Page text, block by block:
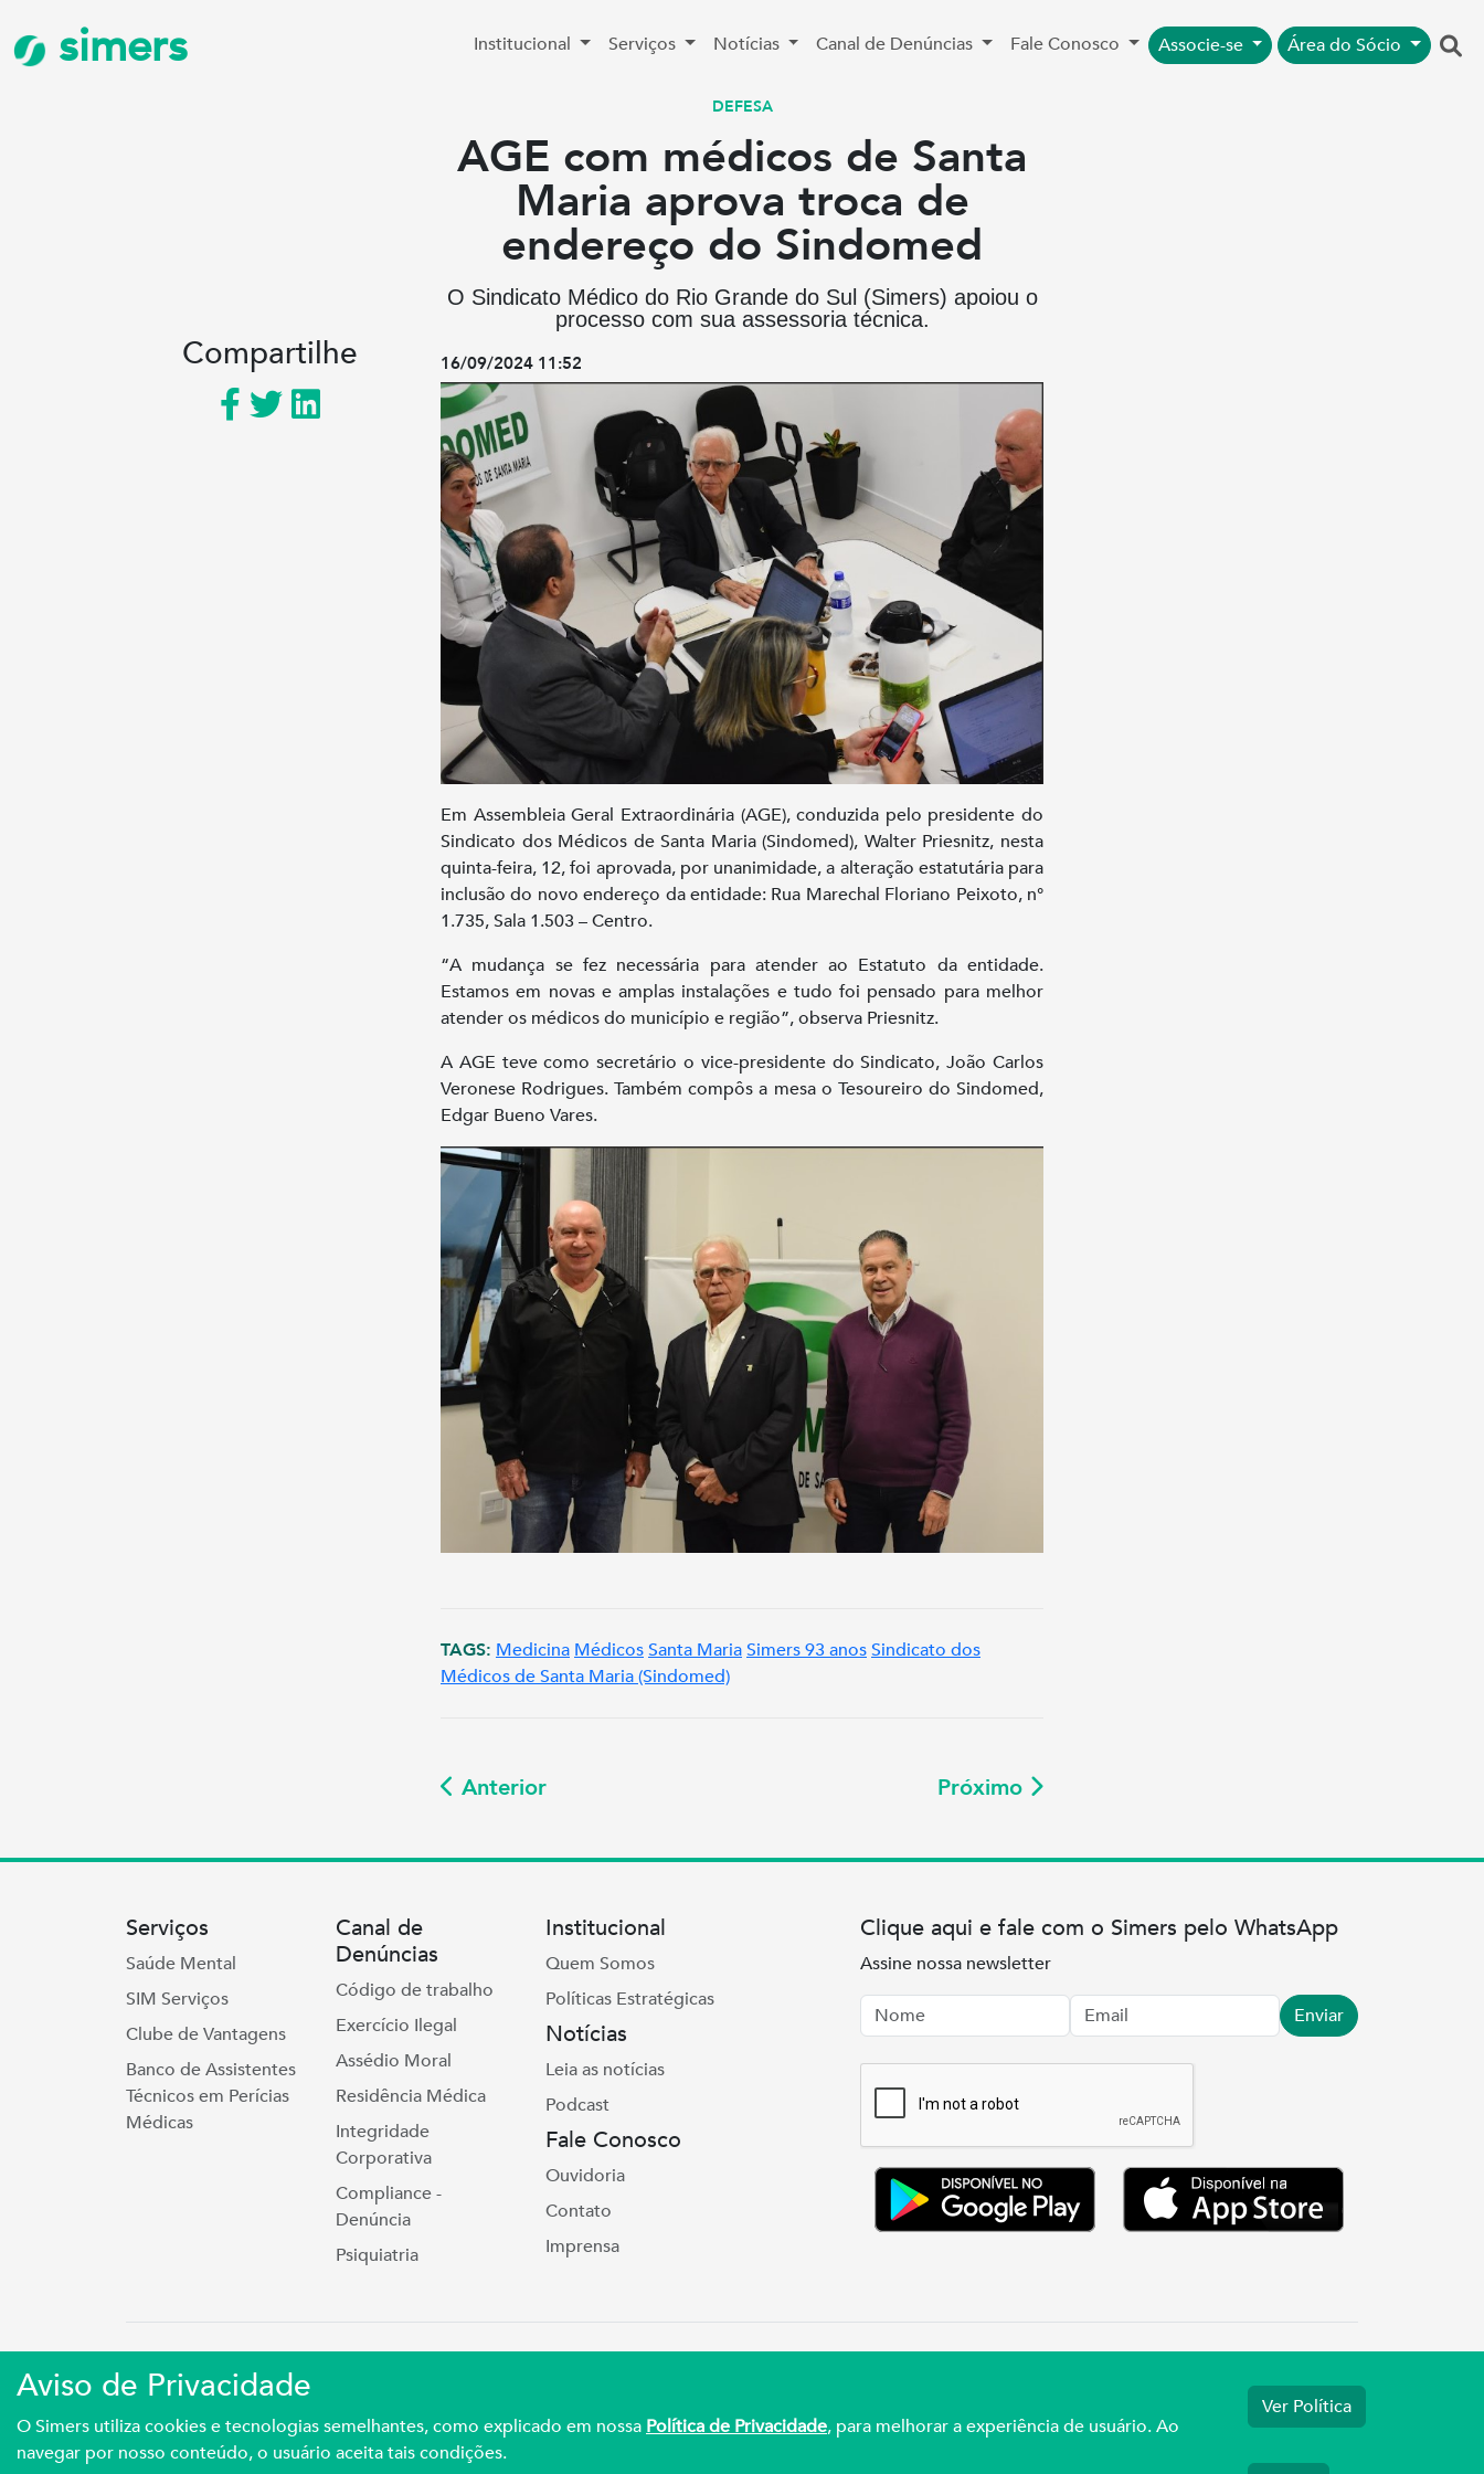
simers Institucional Serviços Notícias Canal de Denúncias Fale Conosco Associe-se Área do Sócio
DEFESA
AGE com médicos de Santa
Maria aprova troca de
endereço do Sindomed
O Sindicato Médico do Rio Grande do Sul (Simers) apoiou o
processo com sua assessoria técnica.
Compartilhe 16/09/2024 11:52
Em Assembleia Geral Extraordinária (AGE), conduzida pelo presidente do
Sindicato dos Médicos de Santa Maria (Sindomed), Walter Priesnitz, nesta
quinta-feira, 12, foi aprovada, por unanimidade, a alteração estatutária para
inclusão do novo endereço da entidade: Rua Marechal Floriano Peixoto, n°
1.735, Sala 1.503 – Centro.
“A mudança se fez necessária para atender ao Estatuto da entidade.
Estamos em novas e amplas instalações e tudo foi pensado para melhor
atender os médicos do município e região”, observa Priesnitz.
A AGE teve como secretário o vice-presidente do Sindicato, João Carlos
Veronese Rodrigues. Também compôs a mesa o Tesoureiro do Sindomed,
Edgar Bueno Vares.
TAGS: Medicina MédicosSanta MariaSimers 93 anosSindicato dos
Médicos de Santa Maria (Sindomed)
Anterior Próximo
Aviso de Privacidade
O Simers utiliza cookies e tecnologias semelhantes, como explicado em nossa Política de Privacidade, para melhorar a experiência de usuário. Ao
navegar por nosso conteúdo, o usuário aceita tais condições.
Ver Política
Serviços
Saúde Mental
SIM Serviços
Clube de Vantagens
Banco de Assistentes
Técnicos em Perícias
Médicas
Canal de
Denúncias
Código de trabalho
Exercício Ilegal
Assédio Moral
Residência Médica
Integridade
Corporativa
Compliance -
Denúncia
Psiquiatria
Institucional
Quem Somos
Políticas Estratégicas
Notícias
Leia as notícias
Podcast
Fale Conosco
Ouvidoria
Contato
Imprensa
Clique aqui e fale com o Simers pelo WhatsApp
Assine nossa newsletter
Nome
Email Enviar
Simers © 2023 | Rua Coronel Corte Real, 975 Petrópolis | Porto Alegre | (51) 3027.3737
Sindicato Médico Do Rio Grande Do Sul – CNPJ 92.990.498/0001-03